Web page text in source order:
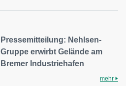
Pressemitteilung: Nehlsen-
Gruppe erwirbt Gelände am
Bremer Industriehafen
mehr